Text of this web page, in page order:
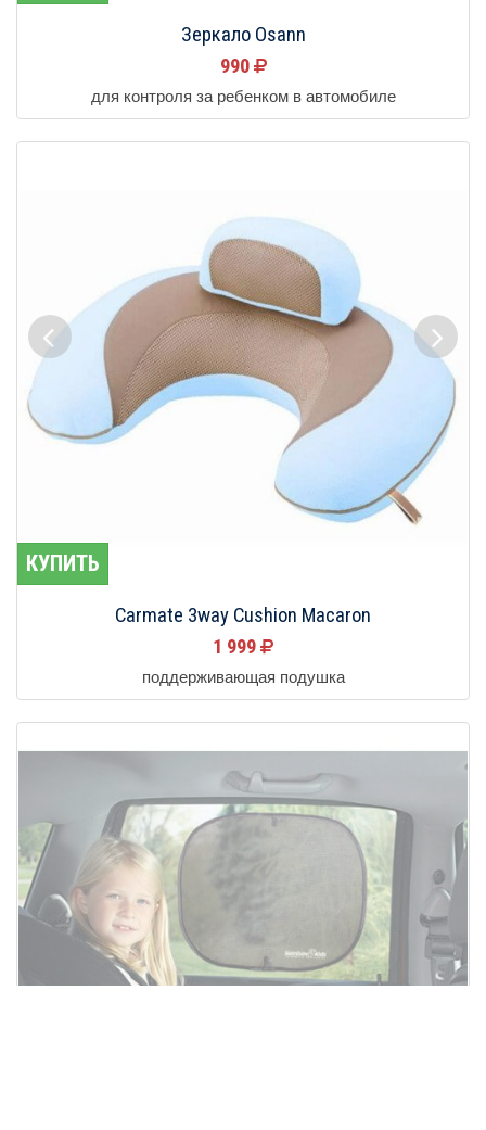
Зеркало Osann
990
для контроля за ребенком в автомобиле
КУПИТЬ
Carmate 3way Cushion Macaron
1 999
поддерживающая подушка